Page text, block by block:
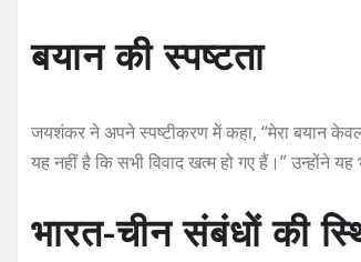
बयान की स्पष्टता
जयशंकर ने अपने स्पष्टीकरण में कहा, “मेरा बयान
यह नहीं है कि सभी विवाद खत्म हो गए हैं।” उन्होंने
भारत-चीन संबंधों की